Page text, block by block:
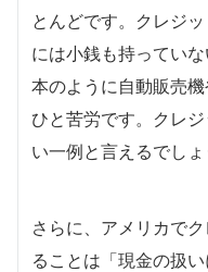
とんどです。クレジ
には小銭も持ってい
本のように自動販売
ひと苦労です。クレ
い一例と言えるでしょ
さらに、アメリカで
ることは「現金の扱